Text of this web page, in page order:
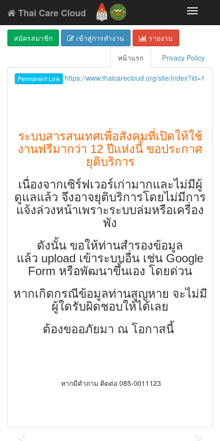
Toggle
Thai Care Cloud
สมัครสมาชิก เข้าสู่การทำงาน
รายงาน
หน้าแรก
Privacy Policy
Permanent Link https://www.thaicarecloud.org/site/index?id=1
ระบบสารสนเทศเพื่อสังคมที่เปิดให้ใช้
งานฟรีมากว่า 12 ปีแห่งนี้ ขอประกาศ
ยุติบริการ
เนื่องจากเซิร์ฟเวอร์เก่ามากและไม่มีผู้
ดูแลแล้ว จึงอาจยุติบริการโดยไม่มีการ
แจ้งล่วงหน้าเพราะระบบล่มหรือเครื่อง
พัง
ดังนั้น ขอให้ท่านสำรองข้อมูล
แล้ว upload เข้าระบบอื่น เช่น Google
Form หรือพัฒนาขึ้นเอง โดยด่วน
หากเกิดกรณีข้อมูลท่านสูญหาย จะไม่มี
ผู้ใดรับผิดชอบให้ได้เลย
ต้องขออภัยมา ณ โอกาสนี้
หากมีคำถาม ติดต่อ 085-0011123